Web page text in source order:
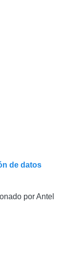
de datos
por Antel